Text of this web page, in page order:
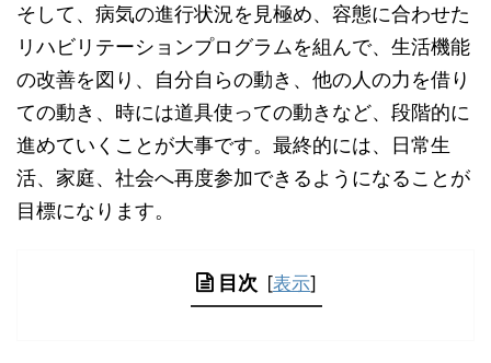
そして、病気の進行状況を見極め、容態に合わせた
リハビリテーションプログラムを組んで、生活機能
の改善を図り、自分自らの動き、他の人の力を借り
ての動き、時には道具使っての動きなど、段階的に
進めていくことが大事です。最終的には、日常生
活、家庭、社会へ再度参加できるようになることが
目標になります。
目次 [表示]